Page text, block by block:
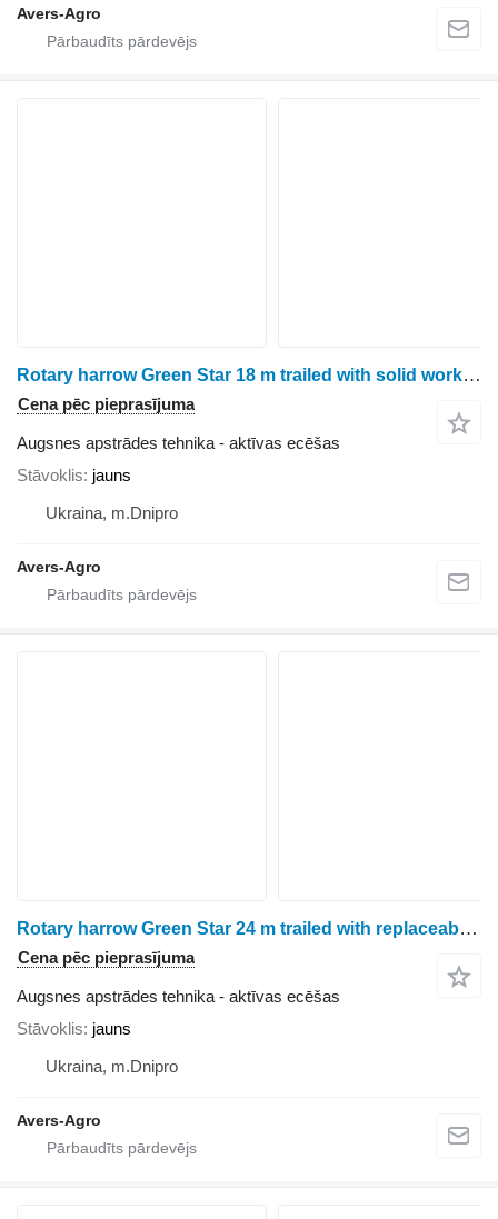
Avers-Agro
Rotary harrow Green Star 18 m trailed with solid working bodies
Cena pēc pieprasījuma
Augsnes apstrādes tehnika - aktīvas ecēšas
Stāvoklis jauns
Ukraina, m.Dnipro
Avers-Agro
Rotary harrow Green Star 24 m trailed with replaceable teeth
Cena pēc pieprasījuma
Augsnes apstrādes tehnika - aktīvas ecēšas
Stāvoklis jauns
Ukraina, m.Dnipro
Avers-Agro